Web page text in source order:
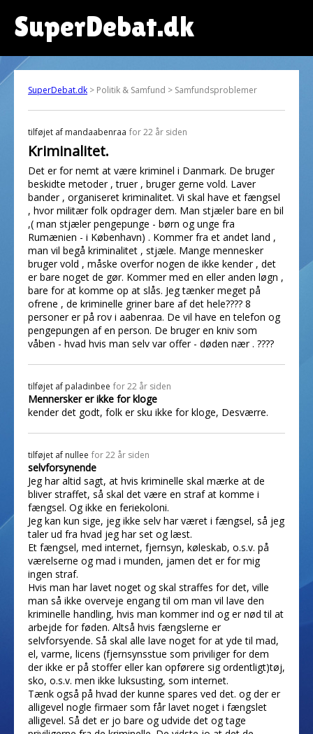
SuperDebat.dk
SuperDebat.dk > Politik & Samfund > Samfundsproblemer
tilføjet af mandaabenraa for 22 år siden
Kriminalitet.
Det er for nemt at være kriminel i Danmark. De bruger
beskidte metoder , truer , bruger gerne vold. Laver
bander , organiseret kriminalitet. Vi skal have et fængsel
, hvor militær folk opdrager dem. Man stjæler bare en bil
,( man stjæler pengepunge - børn og unge fra
Rumænien - i København) . Kommer fra et andet land ,
man vil begå kriminalitet , stjæle. Mange mennesker
bruger vold , måske overfor nogen de ikke kender , det
er bare noget de gør. Kommer med en eller anden løgn ,
bare for at komme op at slås. Jeg tænker meget på
ofrene , de kriminelle griner bare af det hele???? 8
personer er på rov i aabenraa. De vil have en telefon og
pengepungen af en person. De bruger en kniv som
våben - hvad hvis man selv var offer - døden nær . ????
tilføjet af paladinbee for 22 år siden
Mennersker er ikke for kloge
kender det godt, folk er sku ikke for kloge, Desværre.
tilføjet af nullee for 22 år siden
selvforsynende
Jeg har altid sagt, at hvis kriminelle skal mærke at de
bliver straffet, så skal det være en straf at komme i
fængsel. Og ikke en feriekoloni.
Jeg kan kun sige, jeg ikke selv har været i fængsel, så jeg
taler ud fra hvad jeg har set og læst.
Et fængsel, med internet, fjernsyn, køleskab, o.s.v. på
værelserne og mad i munden, jamen det er for mig
ingen straf.
Hvis man har lavet noget og skal straffes for det, ville
man så ikke overveje engang til om man vil lave den
kriminelle handling, hvis man kommer ind og er nød til at
arbejde for føden. Altså hvis fængslerne er
selvforsyende. Så skal alle lave noget for at yde til mad,
el, varme, licens (fjernsynsstue som priviliger for dem
der ikke er på stoffer eller kan opførere sig ordentligt)tøj,
sko, o.s.v. men ikke luksusting, som internet.
Tænk også på hvad der kunne spares ved det. og der er
alligevel nogle firmaer som får lavet noget i fængslet
alligevel. Så det er jo bare og udvide det og tage